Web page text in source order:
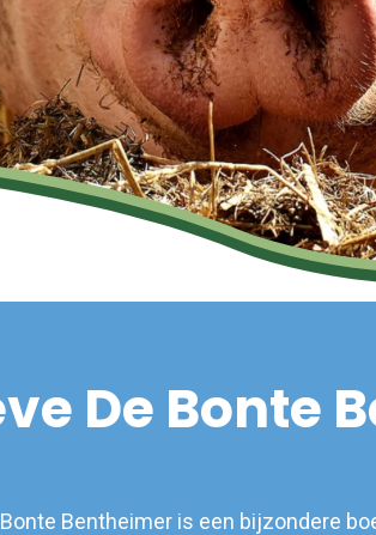
De Bonte
Bentheimer is een bijzondere